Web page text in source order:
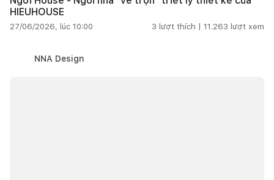
HIEUHOUSE
27/06/2026, lúc 10:00 3 lượt thích | 11.263 lượt xem
NNA Design